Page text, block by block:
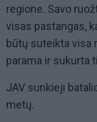
regione. Savo
visas pastangas,
būtų suteikta visa
parama ir sukurta
JAV sunkieji
metų.